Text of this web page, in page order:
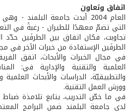
اتفاق وتعاون
العام 2004 أبدت جامعة
التي تضمّ معهدًا للطيران - رغبةً في
تجاوبت، فكان اتفاق بين الطرفَين حدّد
الطرفَين الإستفادة من خبرات الآخر في
في مجال الخبرات والأبحاث، اتفق
العلمية والتقنية والإدارية في:
والتطبيقيّة، الدراسات والأبحاث العلمية
وورش العمل التقنية.
في ما خصّ التدريب، يتابع تلامذة
لدى جامعة البلمند ضمن البرامج